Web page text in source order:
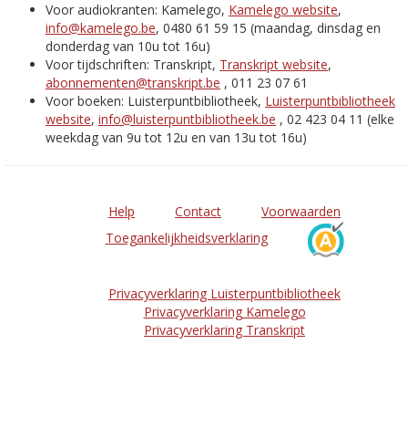
Voor audiokranten: Kamelego, Kamelego website,
info@kamelego.be, 0480 61 59 15 (maandag, dinsdag en
donderdag van 10u tot 16u)
Voor tijdschriften: Transkript, Transkript website,
abonnementen@transkript.be , 011 23 07 61
Voor boeken: Luisterpuntbibliotheek, Luisterpuntbibliotheek
website, info@luisterpuntbibliotheek.be , 02 423 04 11 (elke
weekdag van 9u tot 12u en van 13u tot 16u)
Help Contact
Voorwaarden
Toegankelijkheidsverklaring
Privacyverklaring Luisterpuntbibliotheek
Privacyverklaring Kamelego
Privacyverklaring Transkript